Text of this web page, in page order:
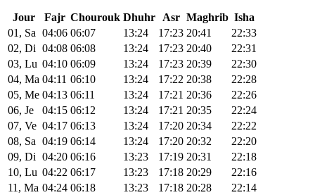
Jour Fajr Chourouk Dhuhr Asr Maghrib Isha
01, Sa 04:06 06:07 13:24 17:23 20:41
22:33
02, Di 04:08 06:08 13:24 17:23 20:40
22:31
03, Lu 04:10 06:09 13:24 17:23 20:39
22:30
04, Ma 04:11 06:10 13:24 17:22 20:38
22:28
05, Me 04:13 06:11 13:24 17:21 20:36
22:26
06, Je
04:15 06:12 13:24 17:21 20:35
22:24
07, Ve 04:17 06:13 13:24 17:20 20:34
22:22
08, Sa 04:19 06:14 13:24 17:20 20:32
22:20
09, Di 04:20 06:16 13:23 17:19 20:31
22:18
10, Lu 04:22 06:17 13:23 17:18 20:29
22:16
11, Ma 04:24 06:18 13:23 17:18 20:28
22:14